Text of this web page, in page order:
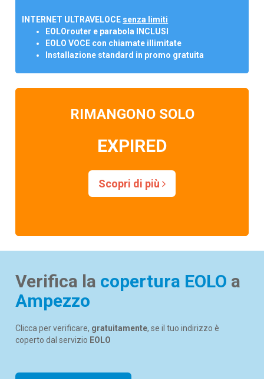
INTERNET ULTRAVELOCE senza limiti
EOLOrouter e parabola INCLUSI
EOLO VOCE con chiamate illimitate
Installazione standard in promo gratuita
RIMANGONO SOLO
EXPIRED
Scopri di più
Verifica la copertura EOLO a
Ampezzo
Clicca per verificare, gratuitamente, se il tuo indirizzo è
coperto dal servizio EOLO